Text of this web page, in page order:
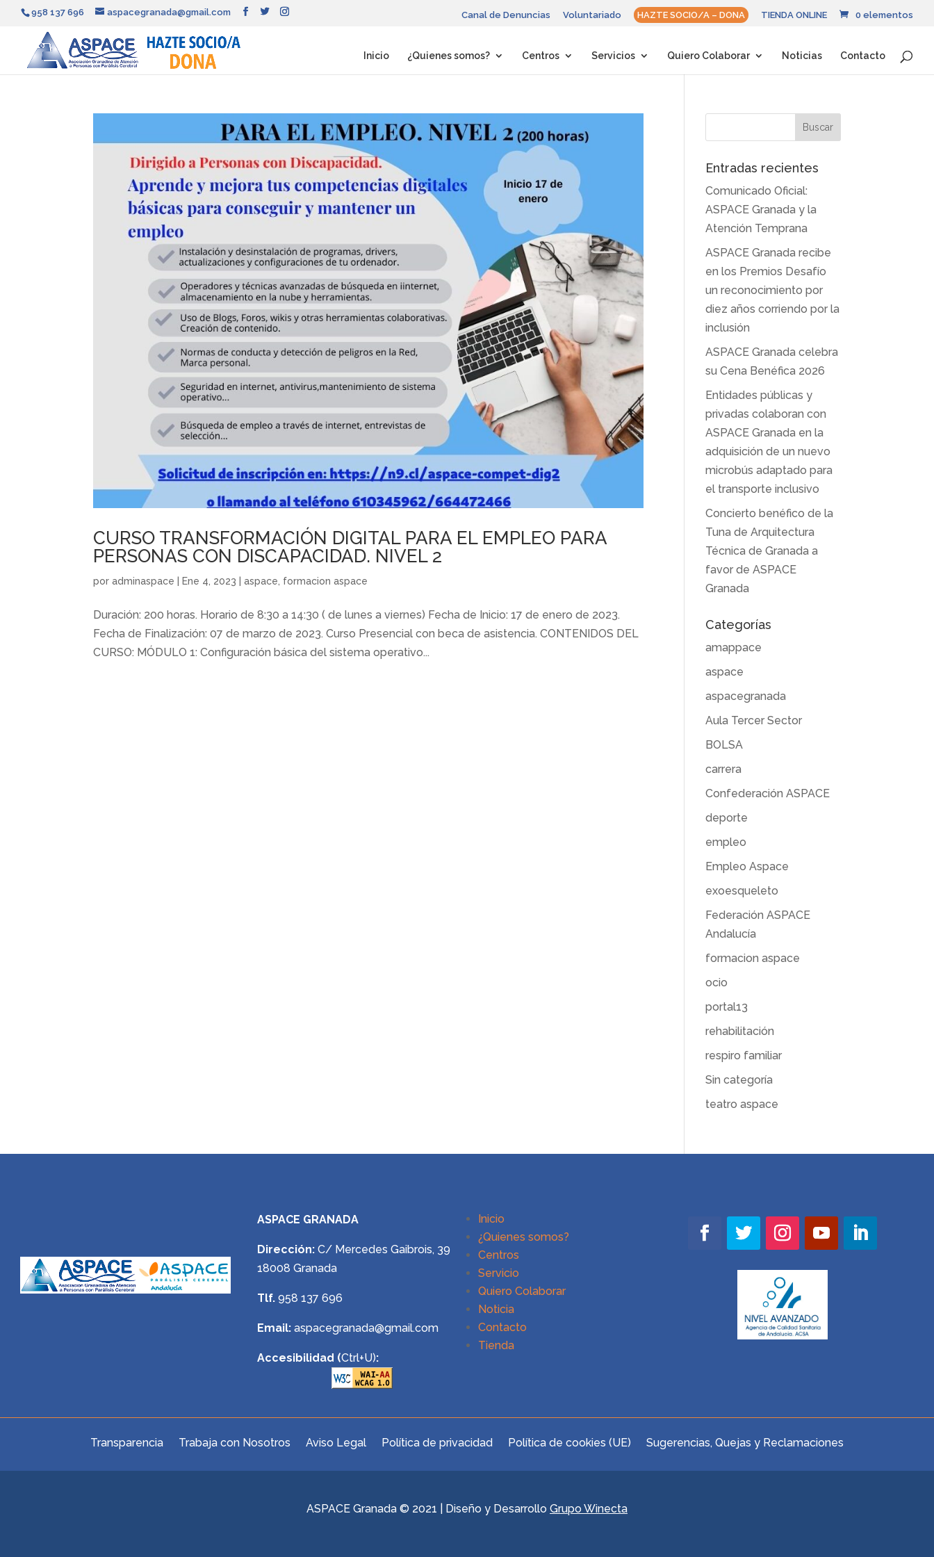
958 137 696 aspacegranada@gmail.com Canal de Denuncias Voluntariado HAZTE SOCIO/A – DONA TIENDA ONLINE 0 elementos
Inicio ¿Quienes somos? Centros Servicios Quiero Colaborar Noticias Contacto
CURSO TRANSFORMACIÓN DIGITAL PARA EL EMPLEO PARA
PERSONAS CON DISCAPACIDAD. NIVEL 2
poradminaspace Ene 4, 2023 |aspace, formacion aspace
Duración: 200 horas. Horario de 8:30 a 14:30 ( de lunes a viernes) Fecha de Inicio: 17 de enero de 2023.
Fecha de Finalización: 07 de marzo de 2023. Curso Presencial con beca de asistencia. CONTENIDOS DEL
CURSO: MÓDULO 1: Configuración básica del sistema operativo...
Entradas recientes
Comunicado Oficial:
ASPACE Granada y la
Atención Temprana
ASPACE Granada recibe
en los Premios Desafío
un reconocimiento por
diez años corriendo por la
inclusión
ASPACE Granada celebra
su Cena Benéfica 2026
Entidades públicas y
privadas colaboran con
ASPACE Granada en la
adquisición de un nuevo
microbús adaptado para
el transporte inclusivo
Concierto benéfico de la
Tuna de Arquitectura
Técnica de Granada a
favor de ASPACE
Granada
Categorías
amappace
aspace
aspacegranada
Aula Tercer Sector
BOLSA
carrera
Confederación ASPACE
deporte
empleo
Empleo Aspace
exoesqueleto
Federación ASPACE
Andalucía
formacion aspace
ocio
portal13
rehabilitación
respiro familiar
Sin categoría
teatro aspace
ASPACE GRANADA
Dirección: C/ Mercedes Gaibrois, 39
18008 Granada
Tlf. 958 137 696
Email: aspacegranada@gmail.com
Accesibilidad (Ctrl+U):
Inicio
¿Quienes somos?
Centros
Servicio
Quiero Colaborar
Noticia
Contacto
Tienda
Transparencia Trabaja con Nosotros Aviso Legal Política de privacidad Política de cookies (UE) Sugerencias, Quejas y Reclamaciones
ASPACE Granada © 2021 | Diseño y Desarrollo Grupo Winecta